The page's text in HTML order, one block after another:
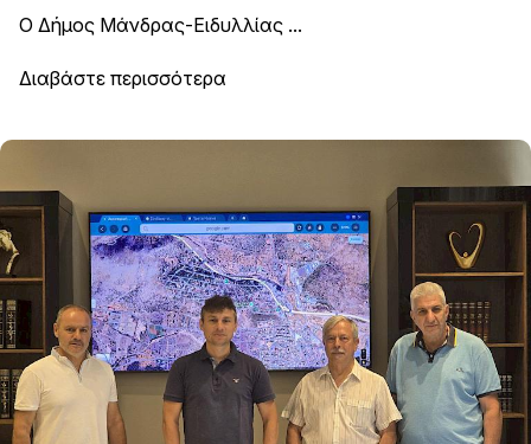
Ο Δήμος Μάνδρας-Ειδυλλίας ...
Διαβάστε περισσότερα